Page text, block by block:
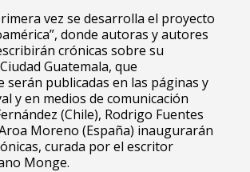
vez se desarrolla el proyecto
donde autoras y autores
crónicas sobre su
Guatemala, que
publicadas en las páginas y
y en medios de comunicación
(Chile), Rodrigo Fuentes
Moreno (España) inaugurarán
curada por el escritor
Monge.